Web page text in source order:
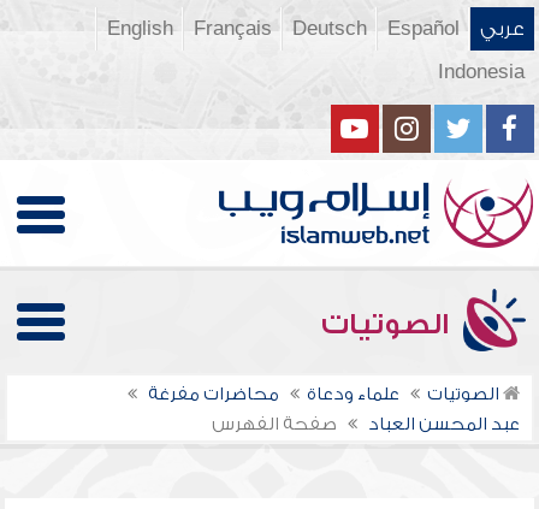
عربي Español
Deutsch
Français
English
Indonesia
الصوتيات
الصوتيات علماء ودعاة
محاضرات مفرغة
عبد المحسن العباد
صفحة الفهرس